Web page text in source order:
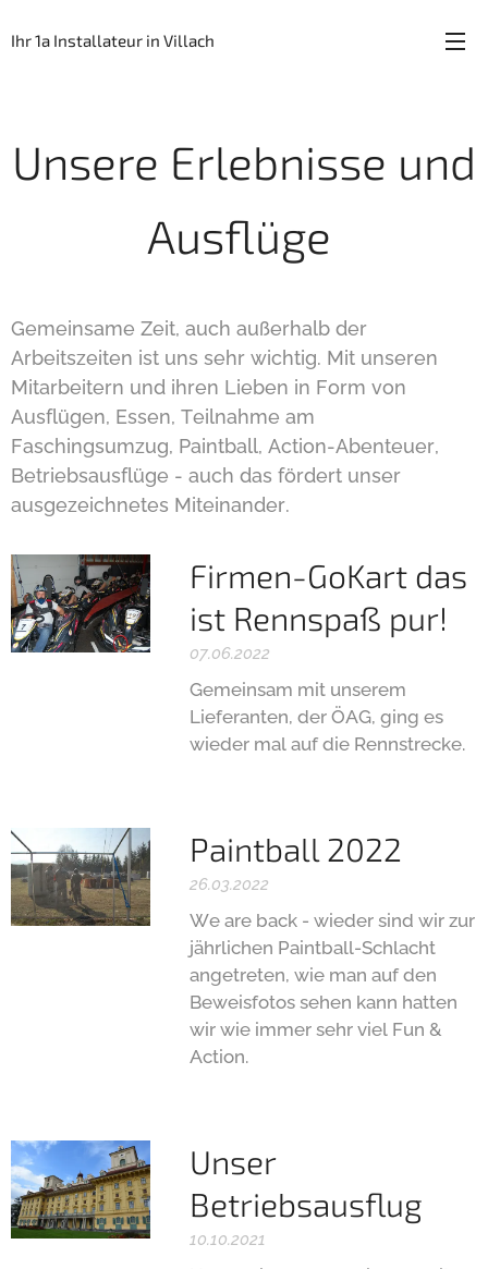
Ihr 1a Installateur in Villach
Unsere Erlebnisse und
Ausflüge
Gemeinsame Zeit, auch außerhalb der
Arbeitszeiten ist uns sehr wichtig. Mit unseren
Mitarbeitern und ihren Lieben in Form von
Ausflügen, Essen, Teilnahme am
Faschingsumzug, Paintball, Action-Abenteuer,
Betriebsausflüge - auch das fördert unser
ausgezeichnetes Miteinander.
Firmen-GoKart das
ist Rennspaß pur!
07.06.2022
Gemeinsam mit unserem
Lieferanten, der ÖAG, ging es
wieder mal auf die Rennstrecke.
Paintball 2022
26.03.2022
We are back - wieder sind wir zur
jährlichen Paintball-Schlacht
angetreten, wie man auf den
Beweisfotos sehen kann hatten
wir wie immer sehr viel Fun &
Action.
Unser
Betriebsausflug
10.10.2021